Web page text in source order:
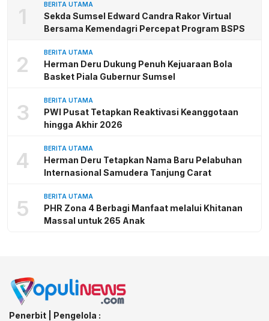
1 BERITA UTAMA
Sekda Sumsel Edward Candra Rakor Virtual
Bersama Kemendagri Percepat Program BSPS
2 BERITA UTAMA
Herman Deru Dukung Penuh Kejuaraan Bola
Basket Piala Gubernur Sumsel
3 BERITA UTAMA
PWI Pusat Tetapkan Reaktivasi Keanggotaan
hingga Akhir 2026
4 BERITA UTAMA
Herman Deru Tetapkan Nama Baru Pelabuhan
Internasional Samudera Tanjung Carat
5 BERITA UTAMA
PHR Zona 4 Berbagi Manfaat melalui Khitanan
Massal untuk 265 Anak
Penerbit | Pengelola :